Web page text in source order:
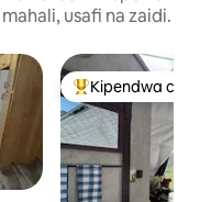
usafi na zaidi.
Kipendwa
Kipendwa cha